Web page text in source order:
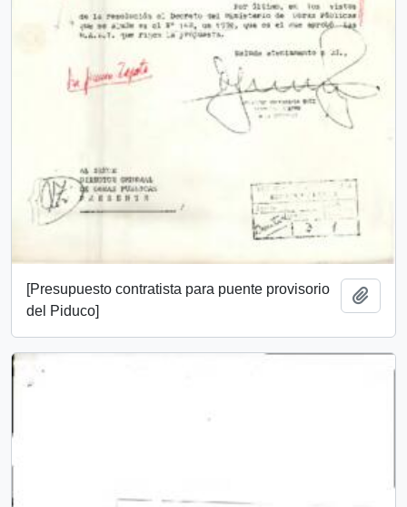
[Presupuesto contratista para puente provisorio
del Piduco]